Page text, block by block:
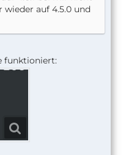
auf 4.5.0 und
funktioniert: